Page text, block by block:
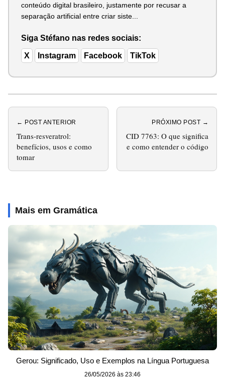
conteúdo digital brasileiro, justamente por recusar a
separação artificial entre criar siste...
Siga Stéfano nas redes sociais:
X Instagram Facebook TikTok
← POST ANTERIOR
Trans-resveratrol:
benefícios, usos e como
tomar
PRÓXIMO POST →
CID 7763: O que significa
e como entender o código
Mais em Gramática
Gerou: Significado, Uso e Exemplos na Língua Portuguesa
26/05/2026 às 23:46